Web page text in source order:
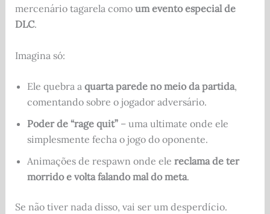
mercenário tagarela como um evento especial de
DLC.
Imagina só:
Ele quebra a quarta parede no meio da partida,
comentando sobre o jogador adversário.
Poder de “rage quit”– uma ultimate onde ele
simplesmente fecha o jogo do oponente.
Animações de respawn onde ele reclama de ter
morrido e volta falando mal do meta.
Se não tiver nada disso, vai ser um desperdício.